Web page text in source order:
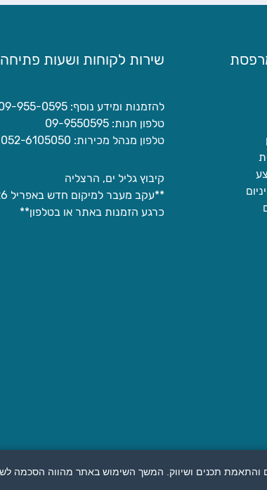
שירות לקוחות ושעות פתיחה
להזמנות ומידע נוסף: 09-955-0595
טלפון חנות: 09-9550595
טלפון מנהל מכירות: 052-6105050
קיבוץ גליל ים, הרצליה
**עקב מעבר למיקום חדש באפריל 2026 – אין קבלת קהל.
כרגע הזמנות באתר או בטלפון**